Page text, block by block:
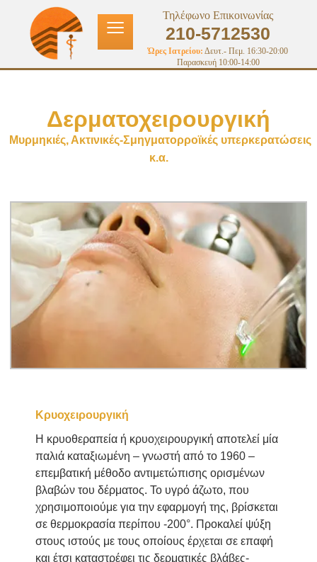
≡ Τηλέφωνο Επικοινωνίας
210-5712530
Ώρες Ιατρείου: Δευτ.- Πεμ. 16:30-20:00
Παρασκευή 10:00-14:00
Δερματοχειρουργική
Μυρμηκιές, Ακτινικές-Σμηγματορροϊκές υπερκερατώσεις
κ.α.
Κρυοχειρουργική
Η κρυοθεραπεία ή κρυοχειρουργική αποτελεί μία
παλιά καταξιωμένη – γνωστή από το 1960 –
επεμβατική μέθοδο αντιμετώπισης ορισμένων
βλαβών του δέρματος. Το υγρό άζωτο, που
χρησιμοποιούμε για την εφαρμογή της, βρίσκεται
σε θερμοκρασία περίπου -200°. Προκαλεί ψύξη
στους ιστούς με τους οποίους έρχεται σε επαφή
και έτσι καταστρέφει τις δερματικές βλάβες-